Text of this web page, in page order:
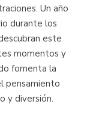
Un año
durante los
este
momentos y
fomenta la
pensamiento
y diversión.